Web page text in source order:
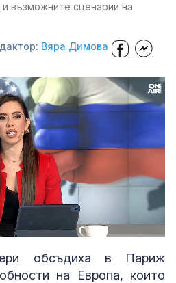
възможните сценарии на
Вяра Димова
обсъдиха в Париж
на Европа, които